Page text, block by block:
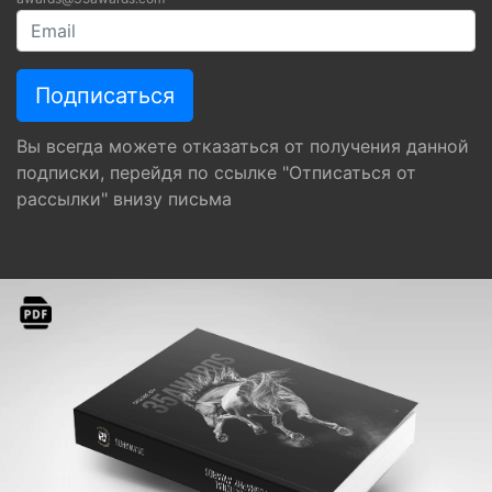
Вы всегда можете отказаться от получения данной
подписки, перейдя по ссылке "Отписаться от
рассылки" внизу письма